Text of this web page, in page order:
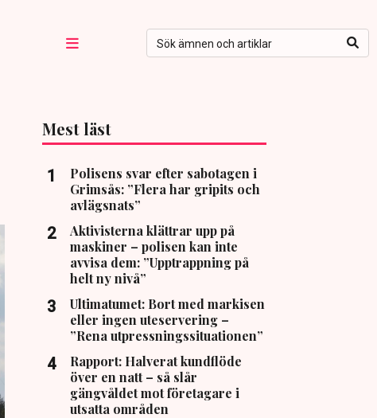
Mest läst
Polisens svar efter sabotagen i
Grimsås: ”Flera har gripits och
avlägsnats”
Aktivisterna klättrar upp på
maskiner – polisen kan inte
avvisa dem: ”Upptrappning på
helt ny nivå”
Ultimatumet: Bort med markisen
eller ingen uteservering –
”Rena utpressningssituationen”
Rapport: Halverat kundflöde
över en natt – så slår
gängvåldet mot företagare i
utsatta områden